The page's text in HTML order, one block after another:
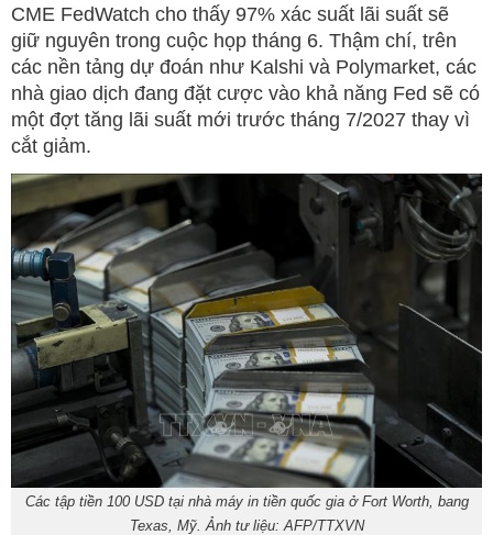
CME FedWatch cho thấy 97% xác suất lãi suất sẽ
giữ nguyên trong cuộc họp tháng 6. Thậm chí, trên
các nền tảng dự đoán như Kalshi và Polymarket, các
nhà giao dịch đang đặt cược vào khả năng Fed sẽ có
một đợt tăng lãi suất mới trước tháng 7/2027 thay vì
cắt giảm.
Các tập tiền 100 USD tại nhà máy in tiền quốc gia ở Fort Worth, bang
Texas, Mỹ. Ảnh tư liệu: AFP/TTXVN